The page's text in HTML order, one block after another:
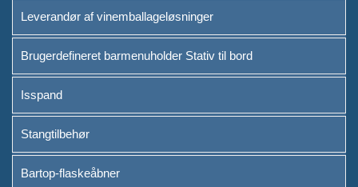
Leverandør af vinemballageløsninger
Brugerdefineret barmenuholder Stativ til bord
Isspand
Stangtilbehør
Bartop-flaskeåbner